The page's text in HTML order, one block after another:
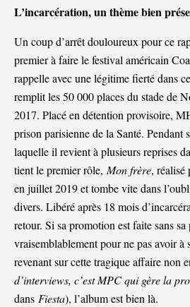
L’incarcération, un thème bien
Un coup d’arrêt douloureux pour ce
premier à faire le festival américain
rappelle avec une légitime fierté dans
remplit les 50 000 places du stade de
2017. Placé en détention provisoire,
prison parisienne de la Santé. Pendant
laquelle il revient à plusieurs reprises
tient le premier rôle, Mon frère, réalisé
en juillet 2019 et tombe vite dans
divers. Libéré après 18 mois
retour. Si sa promotion est faite sans
vraisemblablement pour ne pas avoir à
revenant sur cette tragique affaire non
d’interviews, c’est MPC qui gère la
dans Fiesta), l’album est bien là.